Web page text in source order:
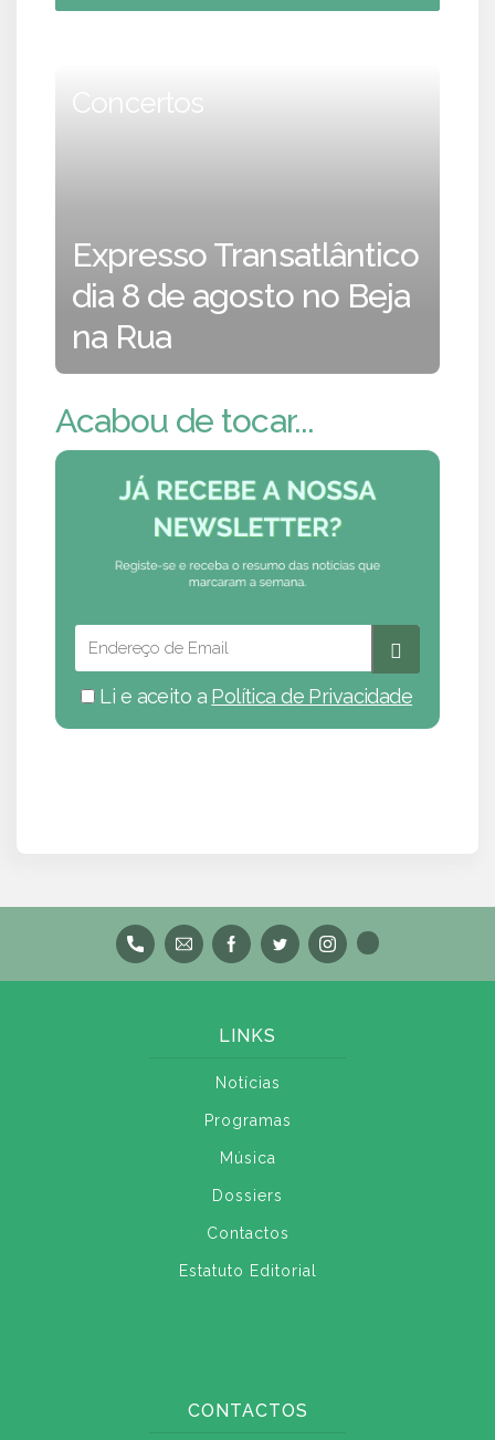
Concertos
Expresso Transatlântico
dia 8 de agosto no Beja
na Rua
Acabou de tocar...
Li e aceito a Política de Privacidade
LINKS
Notícias
Programas
Música
Dossiers
Contactos
Estatuto Editorial
CONTACTOS